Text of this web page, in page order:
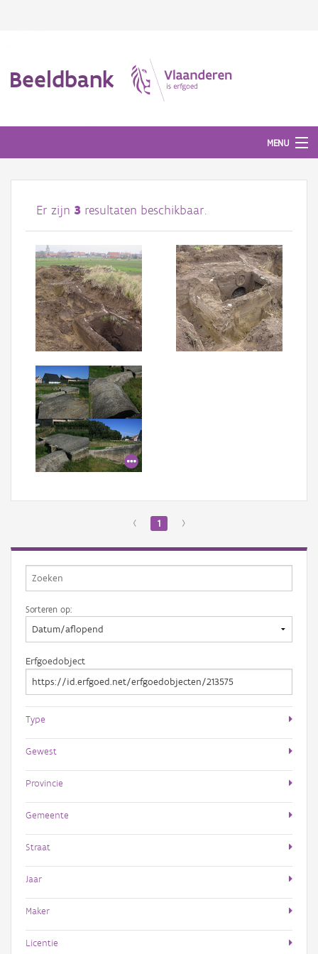
Beeldbank
MENU
Afbeeldingen
#BeeldIndeKijker
Hergebruik
Over ons
Aanmelden
Er zijn 3 resultaten beschikbaar.
‹ 1 ›
Sorteren op:
Erfgoedobject
Type
Gewest
Provincie
Gemeente
Straat
Jaar
Maker
Licentie